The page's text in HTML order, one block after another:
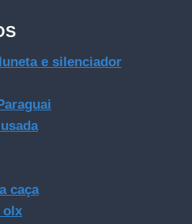
e silenciador
caça
olx